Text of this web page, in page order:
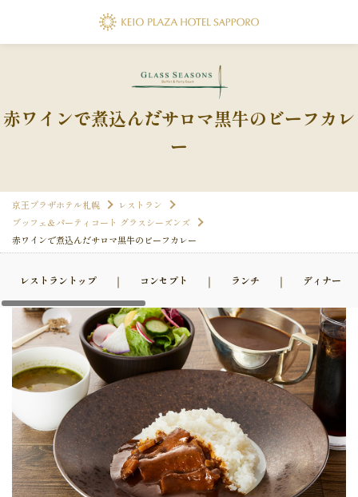
赤ワインで煮込んだサロマ黒牛のビーフカレ
ー
京王プラザホテル札幌
レストラン
ブッフェ＆パーティコート グラスシーズンズ
赤ワインで煮込んだサロマ黒牛のビーフカレー
レストラントップ コンセプト ランチ ディナー
Facility
Access
セプト ▸ ホテル会員 ▸ 会社案内 ▸ 採用情報 ▸ パン
▸ プレスリリース ▸ 約款・規則
フォーム
フォーム
フォーム
代表電話
011-271-0111
ジム
9264
9260